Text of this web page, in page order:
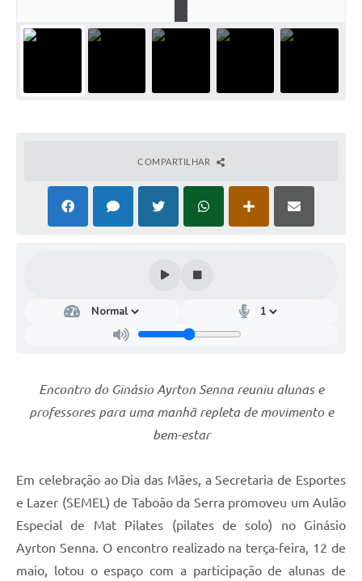
)
COMPARTILHAR
Encontro do Ginásio Ayrton Senna reuniu alunas e
professores para uma manhã repleta de movimento e
bem-estar
Em celebração ao Dia das Mães, a Secretaria de Esportes
e Lazer (SEMEL) de Taboão da Serra promoveu um Aulão
Especial de Mat Pilates (pilates de solo) no Ginásio
Ayrton Senna. O encontro realizado na terça-feira, 12 de
maio, lotou o espaço com a participação de alunas de